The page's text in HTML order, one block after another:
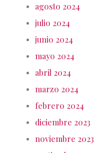
agosto 2024
julio 2024
junio 2024
mayo 2024
abril 2024
marzo 2024
febrero 2024
diciembre 2023
noviembre 2023